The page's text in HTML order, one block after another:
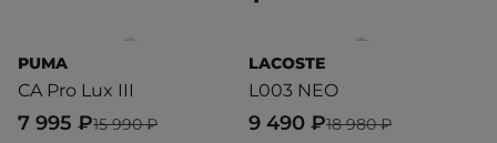
PUMA
CA Pro Lux III
15 990 ₽
7 995 ₽
LACOSTE
L003 NEO
18 980 ₽
9 490 ₽